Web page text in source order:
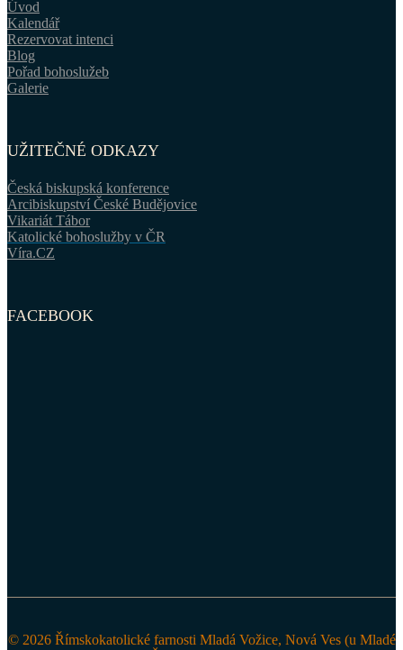
Úvod
Kalendář
Rezervovat intenci
Blog
Pořad bohoslužeb
Galerie
UŽITEČNÉ ODKAZY
Česká biskupská konference
Arcibiskupství České Budějovice
Vikariát Tábor
Katolické bohoslužby v ČR
Víra.CZ
FACEBOOK
© 2026 Římskokatolické farnosti Mladá Vožice, Nová Ves (u Mladé